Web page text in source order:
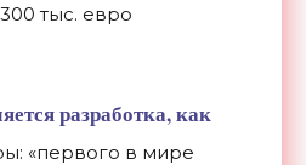
тыс. евро
разработка, как
«первого в мире